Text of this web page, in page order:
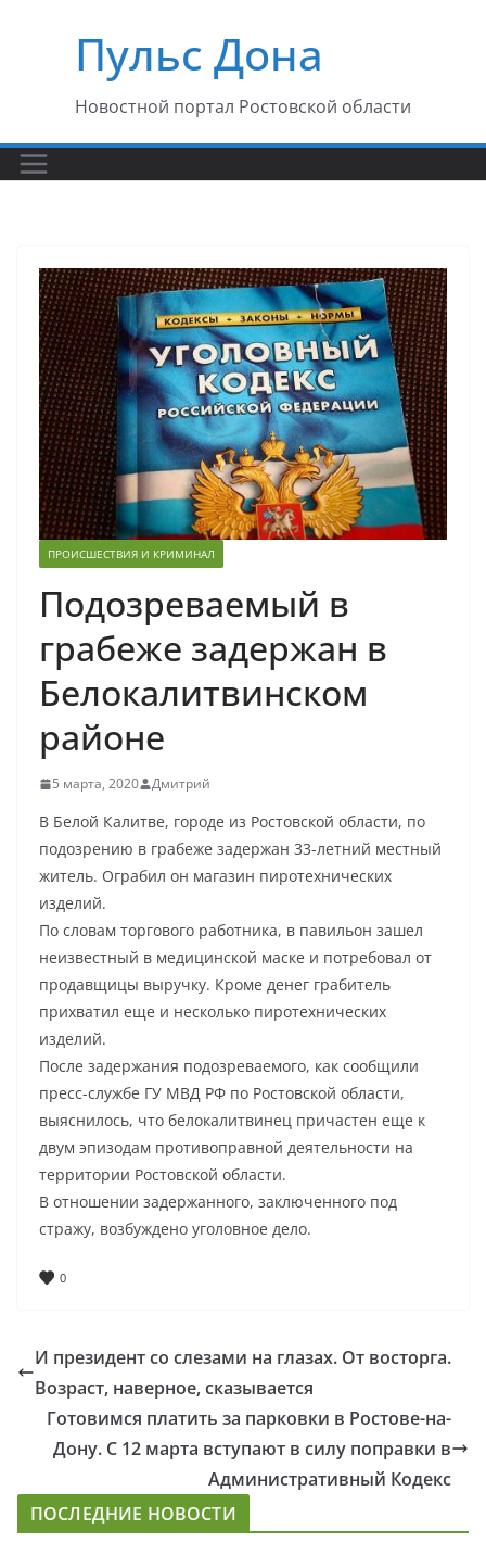
содержимомуПульс Дона
Новостной портал Ростовской области
ПРОИСШЕСТВИЯ И КРИМИНАЛ
Подозреваемый в
грабеже задержан в
Белокалитвинском
районе
5 марта, 2020 Дмитрий
В Белой Калитве, городе из Ростовской области, по
подозрению в грабеже задержан 33-летний местный
житель. Ограбил он магазин пиротехнических
изделий.
По словам торгового работника, в павильон зашел
неизвестный в медицинской маске и потребовал от
продавщицы выручку. Кроме денег грабитель
прихватил еще и несколько пиротехнических
изделий.
После задержания подозреваемого, как сообщили
пресс-службе ГУ МВД РФ по Ростовской области,
выяснилось, что белокалитвинец причастен еще к
двум эпизодам противоправной деятельности на
территории Ростовской области.
В отношении задержанного, заключенного под
стражу, возбуждено уголовное дело.
0
И президент со слезами на глазах. От восторга.
Возраст, наверное, сказывается
Готовимся платить за парковки в Ростове-на-
Дону. С 12 марта вступают в силу поправки в
Административный Кодекс
ПОСЛЕДНИЕ НОВОСТИ